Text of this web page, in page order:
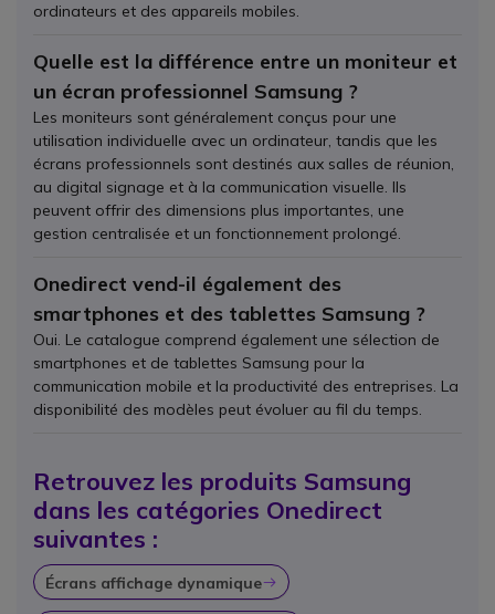
ordinateurs et des appareils mobiles.
Quelle est la différence entre un moniteur et
un écran professionnel Samsung ?
Les moniteurs sont généralement conçus pour une
utilisation individuelle avec un ordinateur, tandis que les
écrans professionnels sont destinés aux salles de réunion,
au digital signage et à la communication visuelle. Ils
peuvent offrir des dimensions plus importantes, une
gestion centralisée et un fonctionnement prolongé.
Onedirect vend-il également des
smartphones et des tablettes Samsung ?
Oui. Le catalogue comprend également une sélection de
smartphones et de tablettes Samsung pour la
communication mobile et la productivité des entreprises. La
disponibilité des modèles peut évoluer au fil du temps.
Retrouvez les produits Samsung
dans les catégories Onedirect
suivantes :
Écrans affichage dynamique Icône